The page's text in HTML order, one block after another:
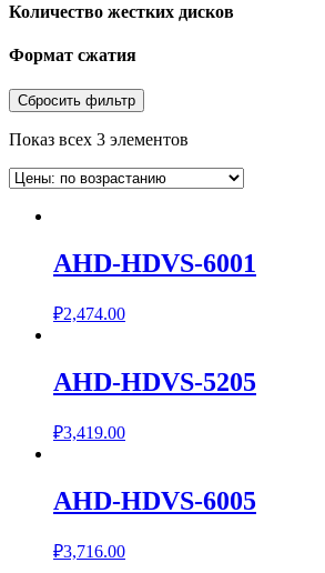
Количество жестких дисков
Формат сжатия
Сбросить фильтр
Показ всех 3 элементов
AHD-HDVS-6001
₽2,474.00
AHD-HDVS-5205
₽3,419.00
AHD-HDVS-6005
₽3,716.00